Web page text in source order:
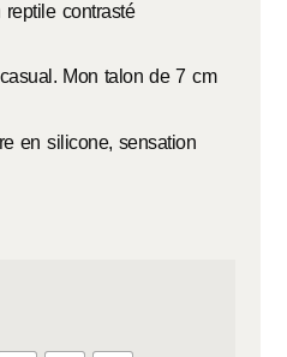
contrasté
Mon talon de 7 cm
en silicone, sensation